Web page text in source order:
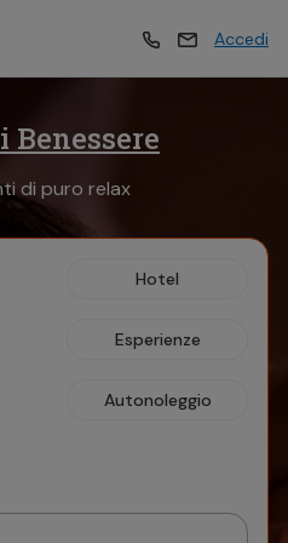
Accedi
Benessere
di puro relax
Hotel
Esperienze
Autonoleggio